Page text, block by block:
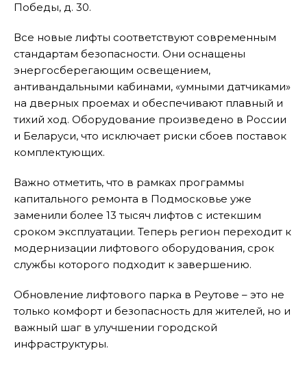
Победы, д. 30.
Все новые лифты соответствуют современным
стандартам безопасности. Они оснащены
энергосберегающим освещением,
антивандальными кабинами, «умными датчиками»
на дверных проемах и обеспечивают плавный и
тихий ход. Оборудование произведено в России
и Беларуси, что исключает риски сбоев поставок
комплектующих.
Важно отметить, что в рамках программы
капитального ремонта в Подмосковье уже
заменили более 13 тысяч лифтов с истекшим
сроком эксплуатации. Теперь регион переходит к
модернизации лифтового оборудования, срок
службы которого подходит к завершению.
Обновление лифтового парка в Реутове – это не
только комфорт и безопасность для жителей, но и
важный шаг в улучшении городской
инфраструктуры.